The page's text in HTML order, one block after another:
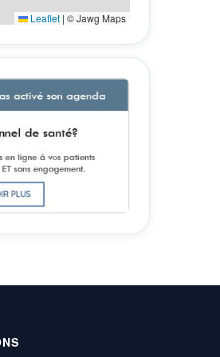
Leaflet | © Jawg Maps